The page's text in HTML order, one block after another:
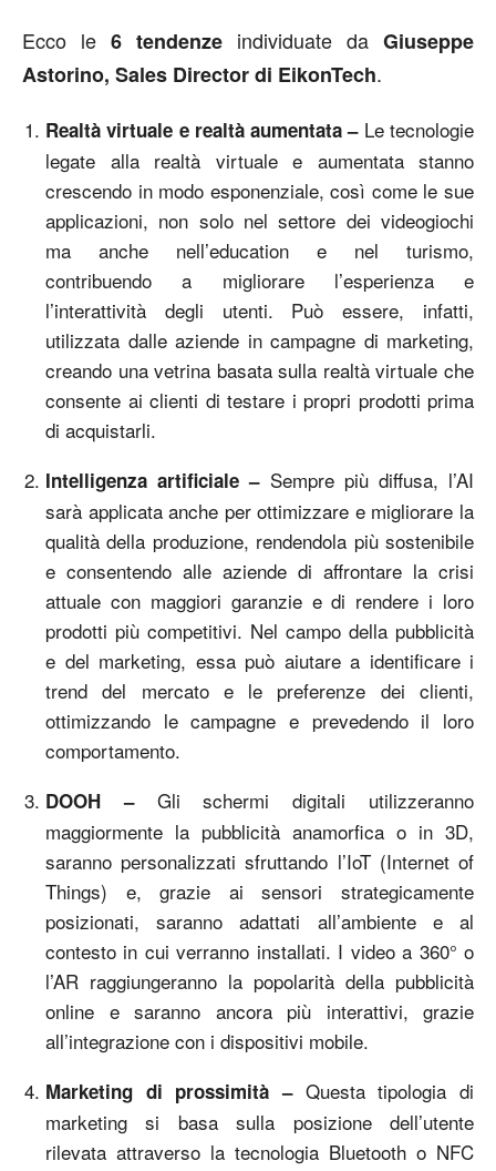
Ecco le 6 tendenze individuate da Giuseppe
Astorino, Sales Director di EikonTech.
Realtà virtuale e realtà aumentata – Le tecnologie
legate alla realtà virtuale e aumentata stanno
crescendo in modo esponenziale, così come le sue
applicazioni, non solo nel settore dei videogiochi
ma anche nell’education e nel turismo,
contribuendo a migliorare l’esperienza e
l’interattività degli utenti. Può essere, infatti,
utilizzata dalle aziende in campagne di marketing,
creando una vetrina basata sulla realtà virtuale che
consente ai clienti di testare i propri prodotti prima
di acquistarli.
Intelligenza artificiale – Sempre più diffusa, l’AI
sarà applicata anche per ottimizzare e migliorare la
qualità della produzione, rendendola più sostenibile
e consentendo alle aziende di affrontare la crisi
attuale con maggiori garanzie e di rendere i loro
prodotti più competitivi. Nel campo della pubblicità
e del marketing, essa può aiutare a identificare i
trend del mercato e le preferenze dei clienti,
ottimizzando le campagne e prevedendo il loro
comportamento.
DOOH – Gli schermi digitali utilizzeranno
maggiormente la pubblicità anamorfica o in 3D,
saranno personalizzati sfruttando l’IoT (Internet of
Things) e, grazie ai sensori strategicamente
posizionati, saranno adattati all’ambiente e al
contesto in cui verranno installati. I video a 360° o
l’AR raggiungeranno la popolarità della pubblicità
online e saranno ancora più interattivi, grazie
all’integrazione con i dispositivi mobile.
Marketing di prossimità – Questa tipologia di
marketing si basa sulla posizione dell’utente
rilevata attraverso la tecnologia Bluetooth o NFC